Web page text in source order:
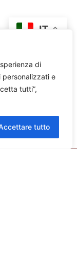
di
e
tutti”,
tutto